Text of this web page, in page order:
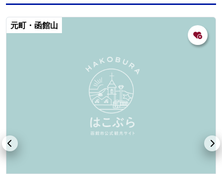
元町・函館山